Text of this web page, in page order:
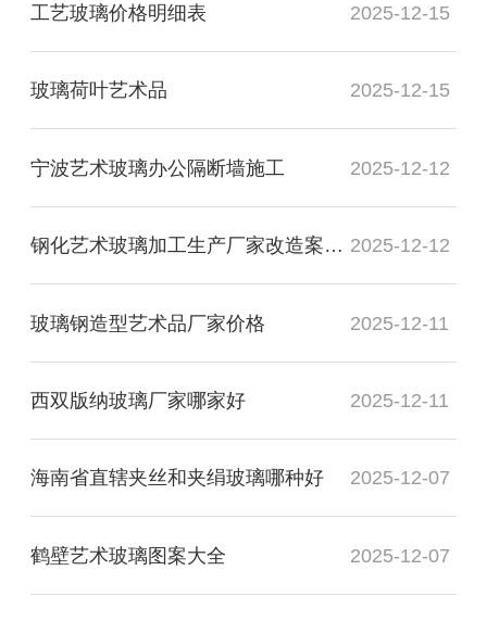
工艺玻璃价格明细表 2025-12-15
玻璃荷叶艺术品 2025-12-15
宁波艺术玻璃办公隔断墙施工 2025-12-12
钢化艺术玻璃加工生产厂家改造案例图 2025-12-12
玻璃钢造型艺术品厂家价格 2025-12-11
西双版纳玻璃厂家哪家好 2025-12-11
海南省直辖夹丝和夹绢玻璃哪种好 2025-12-07
鹤壁艺术玻璃图案大全 2025-12-07